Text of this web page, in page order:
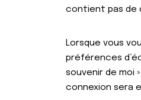
contient pas de
Lorsque vous
préférences
souvenir de moi
connexion sera